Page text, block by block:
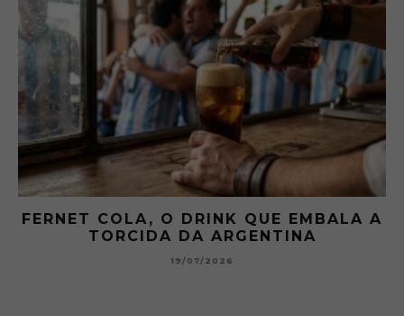
FERNET COLA, O DRINK QUE EMBALA A
TORCIDA DA ARGENTINA
19/07/2026